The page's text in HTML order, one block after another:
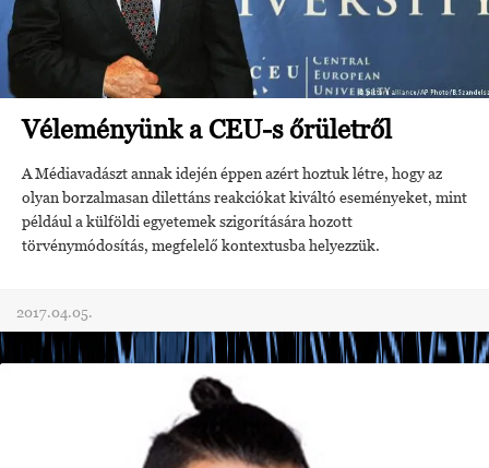
Véleményünk a CEU-s őrületről
A Médiavadászt annak idején éppen azért hoztuk létre, hogy az
olyan borzalmasan dilettáns reakciókat kiváltó eseményeket, mint
például a külföldi egyetemek szigorítására hozott
törvénymódosítás, megfelelő kontextusba helyezzük.
2017.04.05.